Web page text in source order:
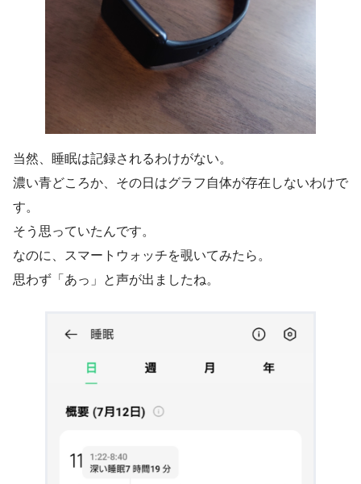
当然、睡眠は記録されるわけがない。
濃い青どころか、その日はグラフ自体が存在しないわけで
す。
そう思っていたんです。
なのに、スマートウォッチを覗いてみたら。
思わず「あっ」と声が出ましたね。